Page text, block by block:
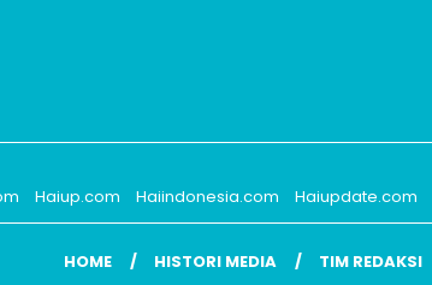
Haiup.com Haiindonesia.com Haiupdate.com
HOME HISTORI MEDIA TIM REDAKSI